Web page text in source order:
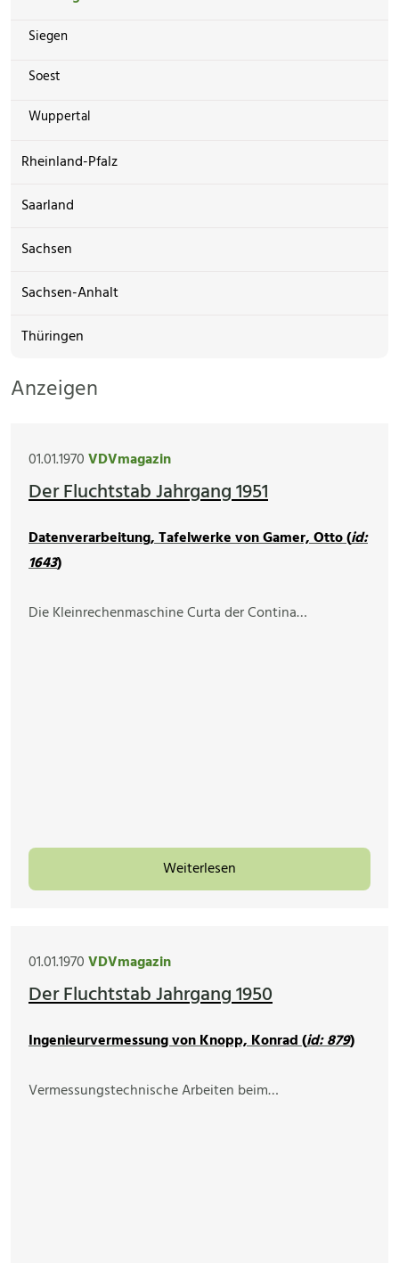
Siegen
Soest
Wuppertal
Rheinland-Pfalz
Saarland
Sachsen
Sachsen-Anhalt
Thüringen
Anzeigen
01.01.1970VDVmagazin
Der Fluchtstab Jahrgang 1951
Datenverarbeitung, Tafelwerke von Gamer, Otto (id:
1643)
Die Kleinrechenmaschine Curta der Contina…
Weiterlesen
01.01.1970VDVmagazin
Der Fluchtstab Jahrgang 1950
Ingenieurvermessung von Knopp, Konrad (id: 879)
Vermessungstechnische Arbeiten beim…